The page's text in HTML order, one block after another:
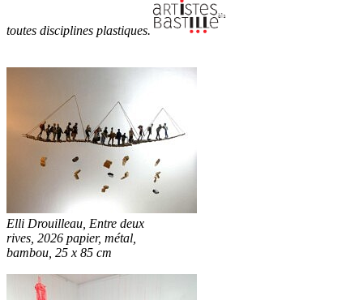
toutes disciplines plastiques.
Elli Drouilleau, Entre deux
rives, 2026 papier, métal,
bambou, 25 x 85 cm